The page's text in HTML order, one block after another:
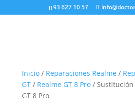
93 627 10 57
Inicio/ Reparaciones Realme/
GT/ Realme GT 8 Pro/ Sustitución
GT 8 Pro